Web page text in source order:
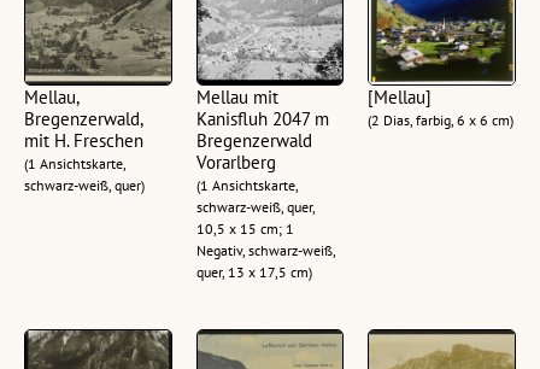
Mellau,
Bregenzerwald,
mit H. Freschen
(1 Ansichtskarte,
schwarz-weiß, quer)
Mellau mit
Kanisfluh 2047 m
Bregenzerwald
Vorarlberg
(1 Ansichtskarte,
schwarz-weiß, quer,
10,5 x 15 cm; 1
Negativ, schwarz-weiß,
quer, 13 x 17,5 cm)
[Mellau]
(2 Dias, farbig, 6 x 6 cm)